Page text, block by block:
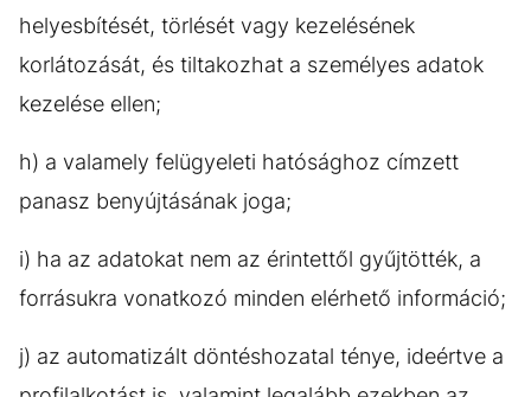
helyesbítését, törlését vagy kezelésének
korlátozását, és tiltakozhat a személyes adatok
kezelése ellen;
h) a valamely felügyeleti hatósághoz címzett
panasz benyújtásának joga;
i) ha az adatokat nem az érintettől gyűjtötték, a
forrásukra vonatkozó minden elérhető információ;
j) az automatizált döntéshozatal ténye, ideértve a